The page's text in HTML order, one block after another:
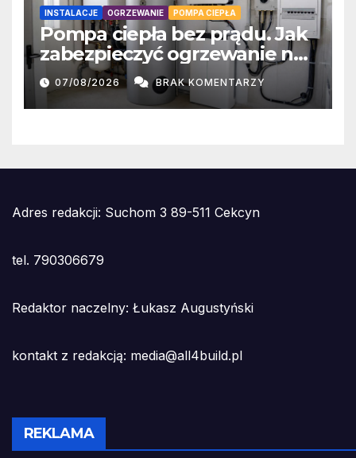
INSTALACJE OGRZEWANIE POMPA CIEPŁA
Pompa ciepła bez prądu. Jak
zabezpieczyć ogrzewanie na
czas awarii sieci?
07/08/2026 BRAK KOMENTARZY
Adres redakcji: Suchom 3 89-511 Cekcyn
tel. 790306679
Redaktor naczelny: Łukasz Augustyński
kontakt z redakcją: media@all4build.pl
REKLAMA